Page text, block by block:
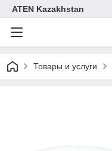
ATEN Kazakhstan
Товары и услуги